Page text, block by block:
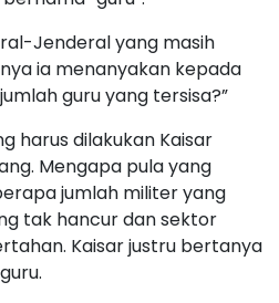
Jenderal yang masih
ia menanyakan kepada
guru yang tersisa?”
harus dilakukan Kaisar
Mengapa pula yang
jumlah militer yang
tak hancur dan sektor
Kaisar justru bertanya